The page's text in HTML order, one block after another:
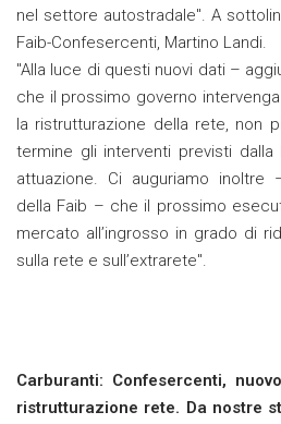
nel settore autostradale". A
Faib-Confesercenti, Martino Landi.
"Alla luce di questi nuovi dati –
che il prossimo governo
la ristrutturazione della rete, non
termine gli interventi previsti
attuazione. Ci auguriamo
della Faib – che il prossimo
mercato all’ingrosso in grado di
sulla rete e sull’extrarete".
Carburanti: Confesercenti,
ristrutturazione rete. Da nostre